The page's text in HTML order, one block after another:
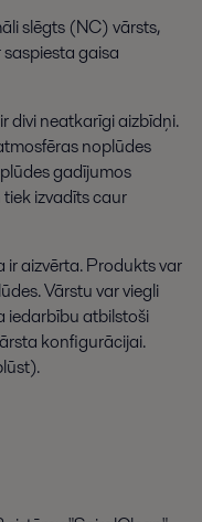
slēgts (NC) vārsts,
gaisa
divi neatkarīgi aizbīdņi.
noplūdes
gadījumos
izvadīts caur
ir aizvērta. Produkts var
Vārstu var viegli
iedarbību atbilstoši
konfigurācijai.